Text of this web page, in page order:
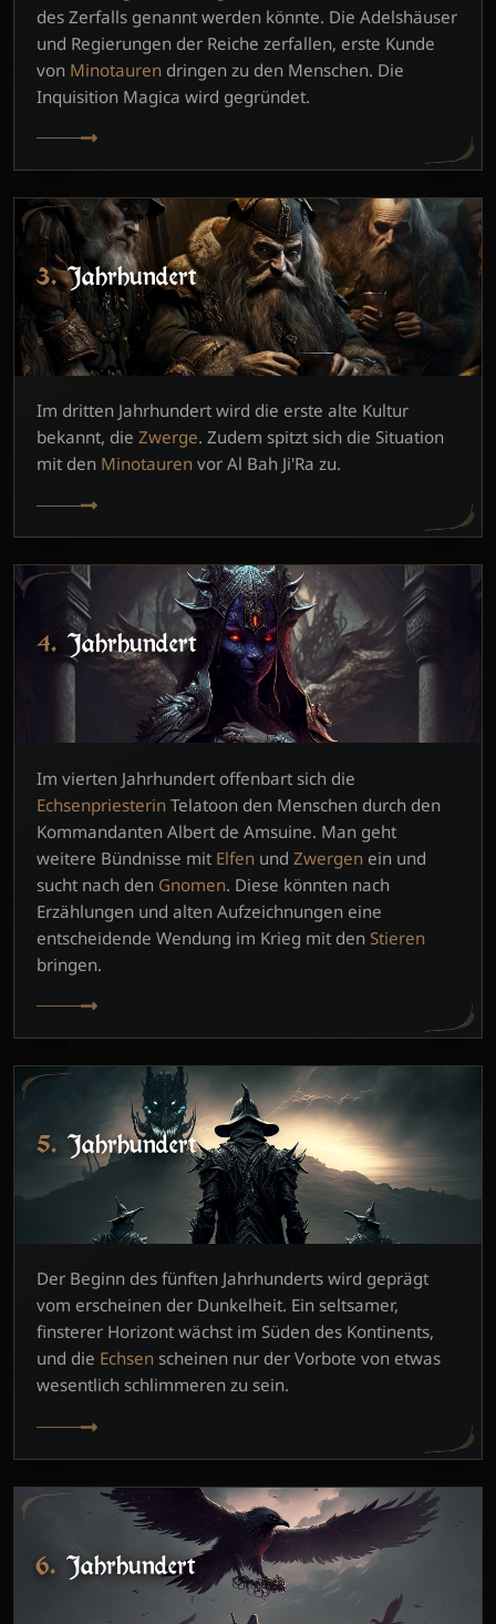
des Zerfalls genannt werden könnte. Die Adelshäuser
und Regierungen der Reiche zerfallen, erste Kunde
von Minotauren dringen zu den Menschen. Die
Inquisition Magica wird gegründet.
3. Jahrhundert
Im dritten Jahrhundert wird die erste alte Kultur
bekannt, die Zwerge. Zudem spitzt sich die Situation
mit den Minotauren vor Al Bah Ji'Ra zu.
4. Jahrhundert
Im vierten Jahrhundert offenbart sich die
Echsenpriesterin Telatoon den Menschen durch den
Kommandanten Albert de Amsuine. Man geht
weitere Bündnisse mit Elfen und Zwergen ein und
sucht nach den Gnomen. Diese könnten nach
Erzählungen und alten Aufzeichnungen eine
entscheidende Wendung im Krieg mit den Stieren
bringen.
5. Jahrhundert
Der Beginn des fünften Jahrhunderts wird geprägt
vom erscheinen der Dunkelheit. Ein seltsamer,
finsterer Horizont wächst im Süden des Kontinents,
und die Echsen scheinen nur der Vorbote von etwas
wesentlich schlimmeren zu sein.
6. Jahrhundert